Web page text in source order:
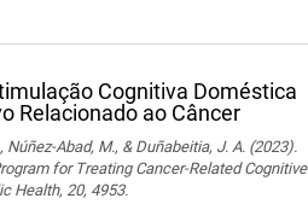
Cognitiva Doméstica
Relacionado ao Câncer
Abad, M., & Duñabeitia, J. A. (2023).
for Treating Cancer-Related Cognitive
Health, 20, 4953.